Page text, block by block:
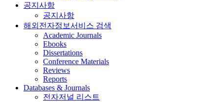
공지사항
공지사항
해외전자정보서비스 검색
Academic Journals
Ebooks
Dissertations
Conference Materials
Reviews
Reports
Databases & Journals
전자저널 리스트